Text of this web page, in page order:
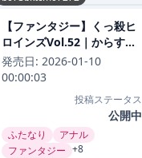
【ファンタジー】くっ殺ヒ
ロインズVol.52｜からすま
弐式 評価数
発売日: 2026-01-10
00:00:03
投稿ステータス
公開中
ふたなり
アナル
ファンタジー +8